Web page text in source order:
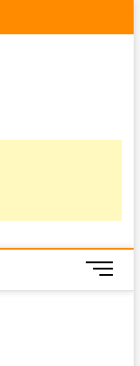
M
e